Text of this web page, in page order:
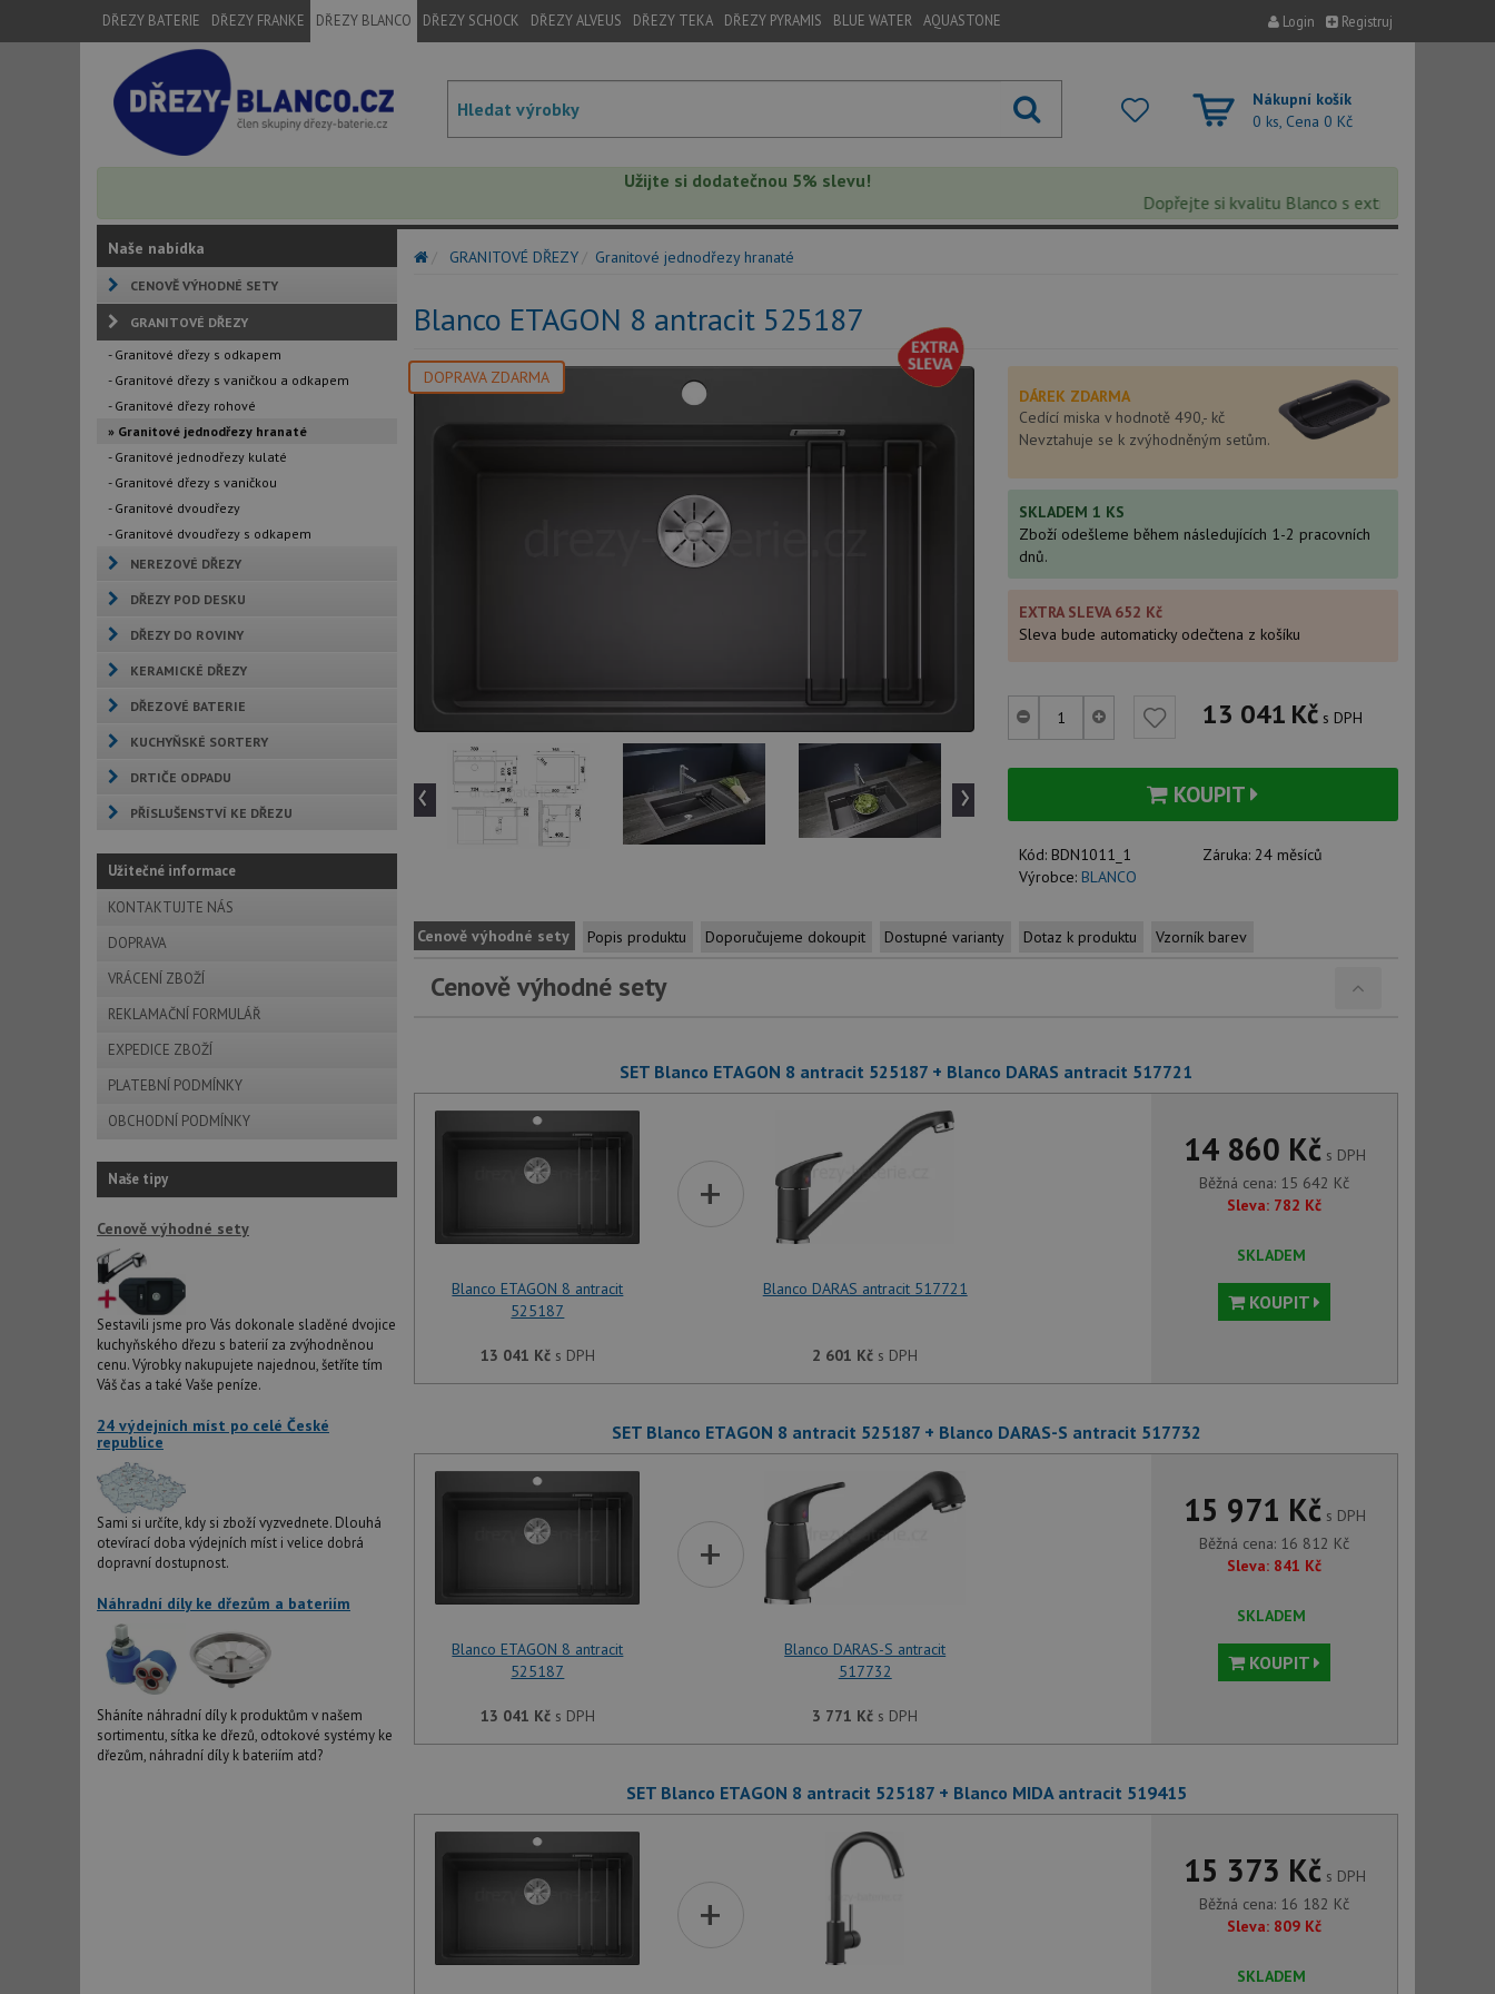
DŘEZY BATERIE DŘEZY FRANKE DŘEZY BLANCO DŘEZY SCHOCK DŘEZY ALVEUS DŘEZY TEKA DŘEZY PYRAMIS BLUE WATER AQUASTONE Login Registruj
Nákupní košík
0 ks, Cena 0 Kč
Užijte si dodatečnou 5% slevu!
Dopřejte si kvalitu Blanco s extra 5% slevou –
Naše nabídka
CENOVĚ VÝHODNÉ SETY
GRANITOVÉ DŘEZY
- Granitové dřezy s odkapem
- Granitové dřezy s vaničkou a odkapem
- Granitové dřezy rohové
» Granitové jednodřezy hranaté
- Granitové jednodřezy kulaté
- Granitové dřezy s vaničkou
- Granitové dvoudřezy
- Granitové dvoudřezy s odkapem
NEREZOVÉ DŘEZY
DŘEZY POD DESKU
DŘEZY DO ROVINY
KERAMICKÉ DŘEZY
DŘEZOVÉ BATERIE
KUCHYŇSKÉ SORTERY
DRTIČE ODPADU
PŘÍSLUŠENSTVÍ KE DŘEZU
Užitečné informace
KONTAKTUJTE NÁS
DOPRAVA
VRÁCENÍ ZBOŽÍ
REKLAMAČNÍ FORMULÁŘ
EXPEDICE ZBOŽÍ
PLATEBNÍ PODMÍNKY
OBCHODNÍ PODMÍNKY
Naše tipy
Cenově výhodné sety
Sestavili jsme pro Vás dokonale sladěné dvojice
kuchyňského dřezu s baterií za zvýhodněnou
cenu. Výrobky nakupujete najednou, šetříte tím
Váš čas a také Vaše peníze.
24 výdejních míst po celé České
republice
Sami si určíte, kdy si zboží vyzvednete. Dlouhá
otevírací doba výdejních míst i velice dobrá
dopravní dostupnost.
Náhradní díly ke dřezům a bateriím
Sháníte náhradní díly k produktům v našem
sortimentu, sítka ke dřezů, odtokové systémy ke
dřezům, náhradní díly k bateriím atd?
GRANITOVÉ DŘEZY Granitové jednodřezy hranaté
Blanco ETAGON 8 antracit 525187
DOPRAVA ZDARMA
‹ ›
DÁREK ZDARMA
Cedící miska v hodnotě 490,- kč
Nevztahuje se k zvýhodněným setům.
SKLADEM 1 KS
Zboží odešleme během následujících 1-2 pracovních
dnů.
EXTRA SLEVA 652 Kč
Sleva bude automaticky odečtena z košíku
13 041 Kč s DPH
KOUPIT
Kód: BDN1011_1 Záruka:24 měsíců
Výrobce: BLANCO
Cenově výhodné sety Popis produktu Doporučujeme dokoupit Dostupné varianty Dotaz k produktu Vzorník barev
Cenově výhodné sety
SET Blanco ETAGON 8 antracit 525187 + Blanco DARAS antracit 517721
Blanco ETAGON 8 antracit
525187
13 041 Kčs DPH
+
Blanco DARAS antracit 517721
2 601 Kč s DPH
14 860 Kčs DPH
Běžná cena: 15 642 Kč
Sleva: 782 Kč
SKLADEM
KOUPIT
SET Blanco ETAGON 8 antracit 525187 + Blanco DARAS-S antracit 517732
Blanco ETAGON 8 antracit
525187
13 041 Kčs DPH
+
Blanco DARAS-S antracit
517732
3 771 Kč s DPH
15 971 Kčs DPH
Běžná cena: 16 812 Kč
Sleva: 841 Kč
SKLADEM
KOUPIT
SET Blanco ETAGON 8 antracit 525187 + Blanco MIDA antracit 519415
+
15 373 Kčs DPH
Běžná cena: 16 182 Kč
Sleva: 809 Kč
SKLADEM